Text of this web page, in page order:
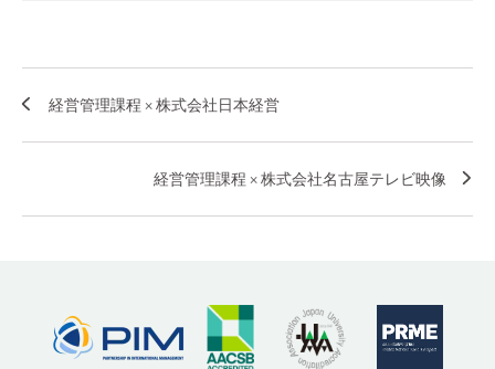
経営管理課程 × 株式会社日本経営
経営管理課程 × 株式会社名古屋テレビ映像